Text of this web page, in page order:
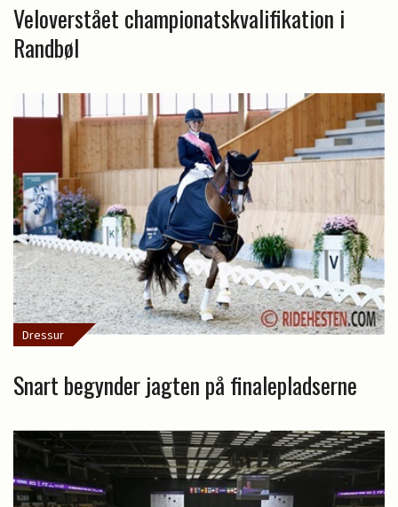
Veloverstået championatskvalifikation i
Randbøl
Dressur
Snart begynder jagten på finalepladserne